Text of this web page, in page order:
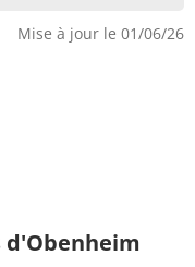
Mise à jour le 01/06/26
d'Obenheim